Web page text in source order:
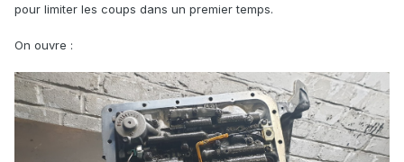
pour limiter les coups dans un premier temps.
On ouvre :